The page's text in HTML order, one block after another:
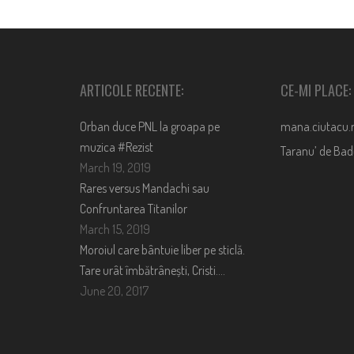
ARTICOLE RECENTE:
Orban duce PNL la groapa pe
muzica #Rezist
March 19, 2019
Rares versus Mandachi sau
Confruntarea Titanilor
March 15, 2019
Moroiul care bântuie liber pe sticlă.
Tare urât îmbătrânești, Cristi….
June 20, 2017
CE-MI PLACE:
Taranu’ de